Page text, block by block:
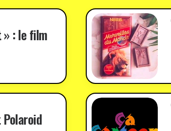
» : le film